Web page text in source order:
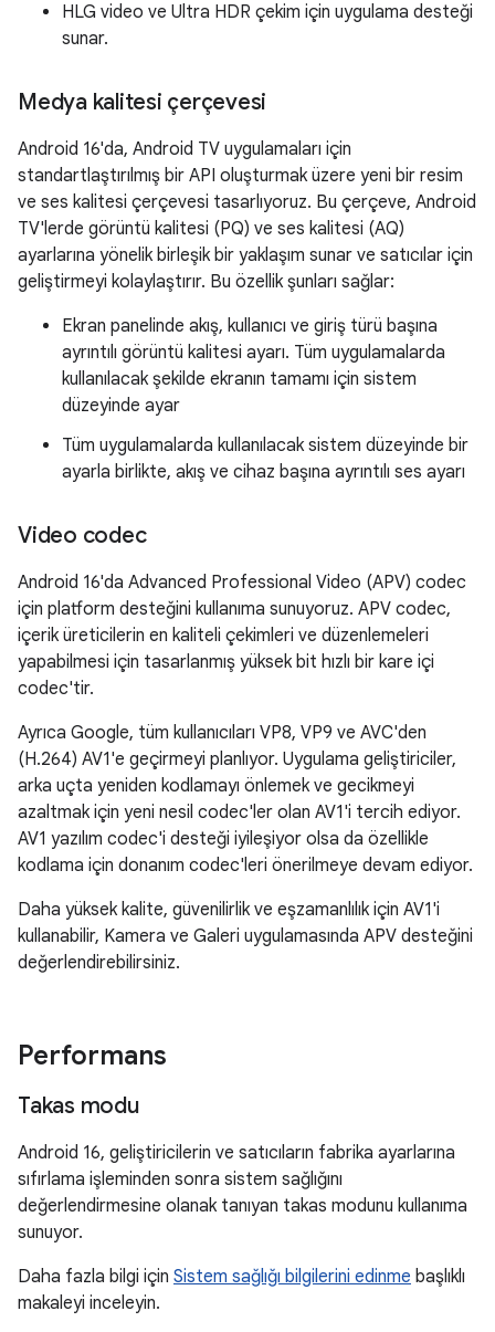
HLG video ve Ultra HDR çekim için uygulama desteği
sunar.
Medya kalitesi çerçevesi
Android 16'da, Android TV uygulamaları için
standartlaştırılmış bir API oluşturmak üzere yeni bir resim
ve ses kalitesi çerçevesi tasarlıyoruz. Bu çerçeve, Android
TV'lerde görüntü kalitesi (PQ) ve ses kalitesi (AQ)
ayarlarına yönelik birleşik bir yaklaşım sunar ve satıcılar için
geliştirmeyi kolaylaştırır. Bu özellik şunları sağlar:
Ekran panelinde akış, kullanıcı ve giriş türü başına
ayrıntılı görüntü kalitesi ayarı. Tüm uygulamalarda
kullanılacak şekilde ekranın tamamı için sistem
düzeyinde ayar
Tüm uygulamalarda kullanılacak sistem düzeyinde bir
ayarla birlikte, akış ve cihaz başına ayrıntılı ses ayarı
Video codec
Android 16'da Advanced Professional Video (APV) codec
için platform desteğini kullanıma sunuyoruz. APV codec,
içerik üreticilerin en kaliteli çekimleri ve düzenlemeleri
yapabilmesi için tasarlanmış yüksek bit hızlı bir kare içi
codec'tir.
Ayrıca Google, tüm kullanıcıları VP8, VP9 ve AVC'den
(H.264) AV1'e geçirmeyi planlıyor. Uygulama geliştiriciler,
arka uçta yeniden kodlamayı önlemek ve gecikmeyi
azaltmak için yeni nesil codec'ler olan AV1'i tercih ediyor.
AV1 yazılım codec'i desteği iyileşiyor olsa da özellikle
kodlama için donanım codec'leri önerilmeye devam ediyor.
Daha yüksek kalite, güvenilirlik ve eşzamanlılık için AV1'i
kullanabilir, Kamera ve Galeri uygulamasında APV desteğini
değerlendirebilirsiniz.
Performans
Takas modu
Android 16, geliştiricilerin ve satıcıların fabrika ayarlarına
sıfırlama işleminden sonra sistem sağlığını
değerlendirmesine olanak tanıyan takas modunu kullanıma
sunuyor.
Daha fazla bilgi için Sistem sağlığı bilgilerini edinme başlıklı
makaleyi inceleyin.